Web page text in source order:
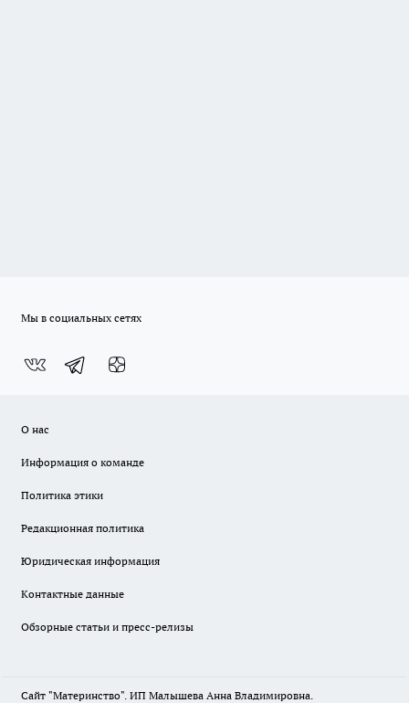
Мы в социальных сетях
О нас
Информация о команде
Политика этики
Редакционная политика
Юридическая информация
Контактные данные
Обзорные статьи и пресс-релизы
Сайт "Материнство". ИП Малышева Анна Владимировна.